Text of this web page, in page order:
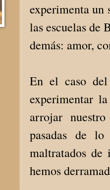
experimenta un
las escuelas de
demás: amor,
En el caso
experimentar
arrojar
pasadas de
maltratados de
hemos